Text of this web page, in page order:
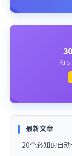
和
最新文章
20个必知的自